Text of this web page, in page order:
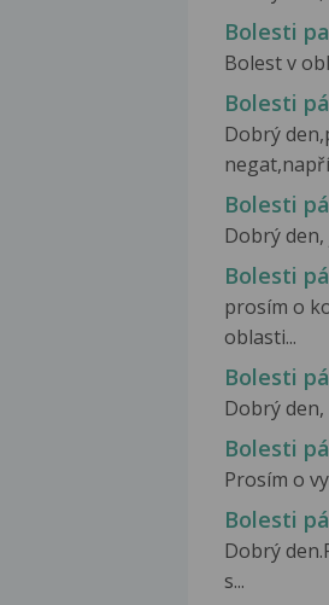
Bolesti
Bolest v
Bolesti
Dobrý
Bolesti
Dobrý den,
Bolesti
prosím o
oblasti...
Bolesti
Dobrý
Bolesti
Prosím o
Bolesti
Dobrý
s...